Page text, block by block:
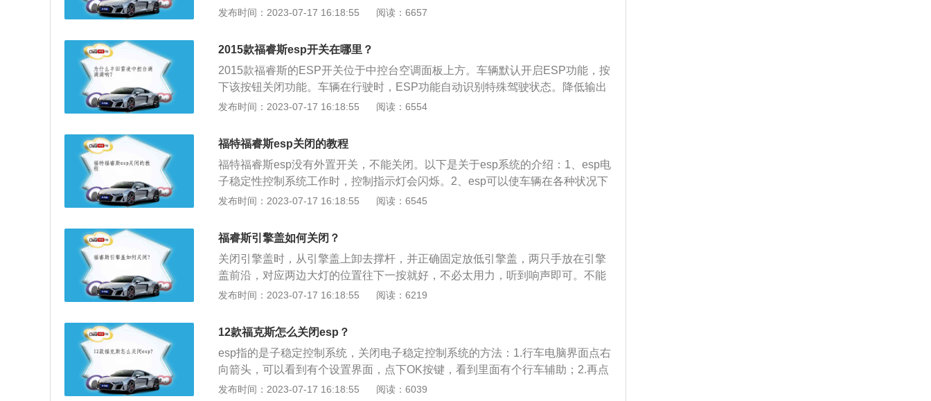
别为4633mm、1825mm、1490mm，轴距为2687mm。该车搭载了1.5L自然吸气
是122ps，驱动方式是前置前驱，前悬架使用了麦弗逊式独立悬架，后悬架使用
了扭力梁式非独立悬架，承载式车体结构。
发布时间：2023-07-17 16:18:55 阅读：6657
2015款福睿斯esp开关在哪里？
2015款福睿斯的ESP开关位于中控台空调面板上方。车辆默认开启ESP功能，按
下该按钮关闭功能。车辆在行驶时，ESP功能自动识别特殊驾驶状态。降低输出
扭矩，有效防止了侧滑以及甩尾的风险。利用单边车轮的动力分配原理，防范事
闭ESP：1、车辆陷入泥潭。此情况，ESP限制发动机扭矩，使车辆难以脱困。
2、进行极限驾驶。过弯漂移、弹射起步等极限驾驶操作时，皆需要高的滑移
率，ESP工作时轮胎不能打滑。
发布时间：2023-07-17 16:18:55 阅读：6554
福特福睿斯esp关闭的教程
福特福睿斯esp没有外置开关，不能关闭。以下是关于esp系统的介绍：1、esp电
子稳定性控制系统工作时，控制指示灯会闪烁。2、esp可以使车辆在各种状况下
保持较佳的稳定性，在转向过度或转向不足的情形下效果更加明显。3、esp一般
关于福特福睿斯的扩展资料：1、福睿斯由福特英国工程师在1964年研发。从196
7年底开始量产，并在1968年初的布鲁塞尔车展上亮相。它不仅作为一款成功的
紧凑型家庭用车而存在，更是开启福特在欧洲用经济型房车的运动版车型参加拉
力赛事的先河，树立福特在这一级别车型中运动前卫的形象。2、福睿斯是一款
集中福特全球产品开发资源与力量，以及对中国这个全球最大汽车消费市场的消
发布时间：2023-07-17 16:18:55 阅读：6545
福睿斯引擎盖如何关闭？
关闭引擎盖时，从引擎盖上卸去撑杆，并正确固定放低引擎盖，两只手放在引擎
盖前沿，对应两边大灯的位置往下一按就好，不必太用力，听到响声即可。不能
太用力按引擎盖的中央部分，因为引擎盖是铝合金所制，用力会造成凹陷。以下
周边产生的空气阻力和扰流会直接影响运动轨迹和运动速度，通过引擎盖外形可
有效调整空气相对汽车运动时的流动方向和对车产生的阻碍力作用，减小气流对
车的影响。2、保护发动机及周边管线配件等。通过提高引擎盖强度和构造，可
充分防止冲击、腐蚀、雨水、及电干扰等不利影响，充分保护车辆的正常工作。
3、辅助驾驶视觉。通过引擎盖的外形可有效调整反射光线方向和形式，从而降
发布时间：2023-07-17 16:18:55 阅读：6219
12款福克斯怎么关闭esp？
esp指的是子稳定控制系统，关闭电子稳定控制系统的方法：1.行车电脑界面点右
向箭头，可以看到有个设置界面，点下OK按键，看到里面有个行车辅助；2.再点
下OK按键，就会看见坡道辅助和电子防滑功能，点击关闭即可。福特新福克斯的
发布时间：2023-07-17 16:18:55 阅读：6039